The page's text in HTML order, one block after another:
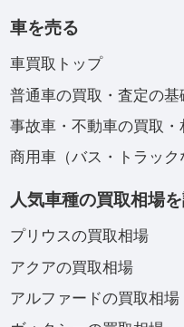
車を売る
車買取トップ
普通車の買取・査定の基
事故車・不動車の買取・
商用車（バス・トラッ
人気車種の買取相場
プリウスの買取相場
アクアの買取相場
アルファードの買取相場